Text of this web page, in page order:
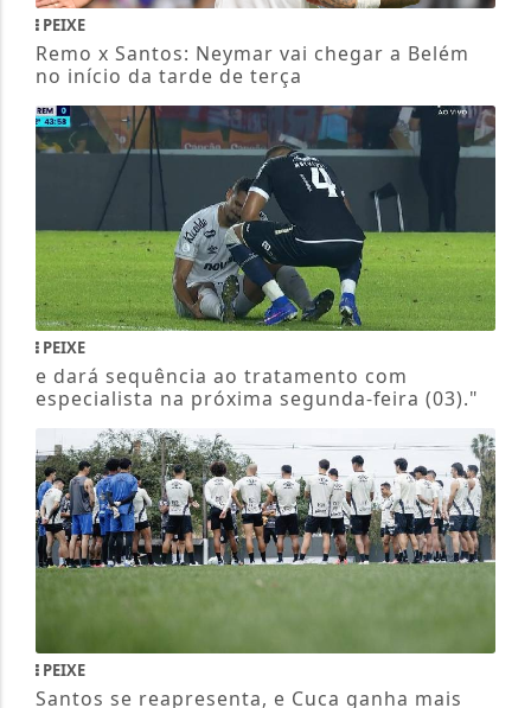
PEIXE
e dará sequência ao tratamento com
especialista na próxima segunda-feira (03)."
PEIXE
Santos se reapresenta, e Cuca ganha mais
opções para jogo contra o Remo pela Copa